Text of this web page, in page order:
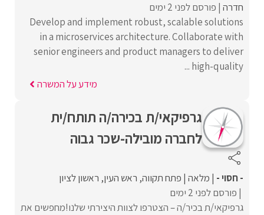
חדרה פורסם לפני 2 ימים
Develop and implement robust, scalable solutions
in a microservices architecture. Collaborate with
senior engineers and product managers to deliver
high-quality ...
מידע על המשרה
גרפיקאי/ת בכירה/ה תותח/ית
לחברה מובילה-שכר גבוה
- חסוי - מלאה פתח תקווה ראש העין ראשון לציון
פורסם לפני 2 ימים
גרפיקאי/ת בכיר/ה – הצטרפו לצוות היצירתי שלנו!מחפשים את